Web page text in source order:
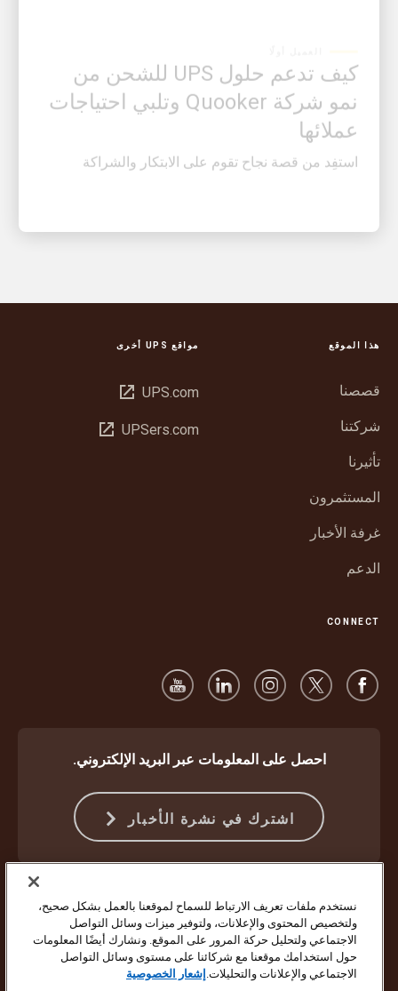
نمو شركة Quooker وتلبي احتياجات
عملائها
استفِد من قصة نجاح تقوم على الابتكار والشراكة
هذا الموقع
قصصنا
شركتنا
تأثيرنا
المستثمرون
غرفة الأخبار
الدعم
مواقع UPS أخرى
UPS.com فتح
نافذة
UPSers.com فتح
CONNECT
احصل على المعلومات عبر البريد الإلكتروني.
اشترك في نشرة الأخبار
إشعار الخصوصية
إعدادات ملفات تعريف الارتباط
جميع الحقوق محفوظة. لم تعد ترغب في تلقي تحديثات بالبريد الإلكتروني؟
إلغاء الاشتراك هنا
نستخدم ملفات تعريف الارتباط للسماح لموقعنا بالعمل بشكل صحيح،
ولتخصيص المحتوى والإعلانات، ولتوفير ميزات وسائل التواصل
الاجتماعي ولتحليل حركة المرور على الموقع. ونشارك أيضًا المعلومات
حول استخدامك موقعنا مع شركائنا على مستوى وسائل التواصل
الاجتماعي والإعلانات والتحليلات. إشعار الخصوصية